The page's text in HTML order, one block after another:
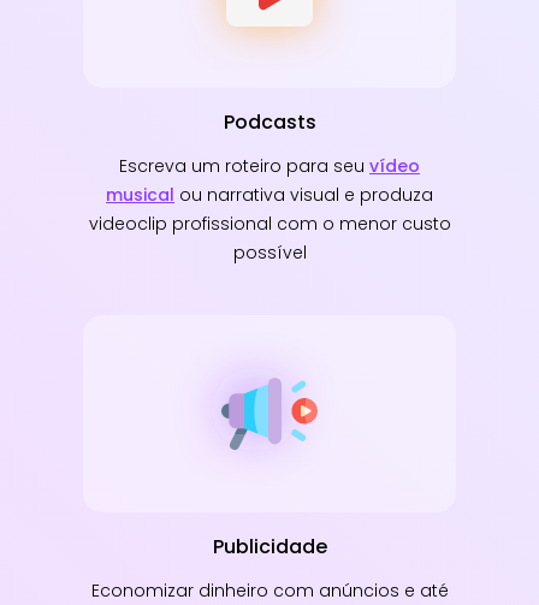
Podcasts
Escreva um roteiro para seu vídeo
musical ou narrativa visual e produza
videoclip profissional com o menor custo
possível
Publicidade
Economizar dinheiro com anúncios e até